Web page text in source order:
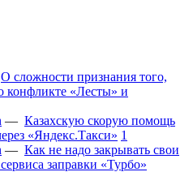
О сложности признания того,
конфликте «Лесты» и
— Казахскую скорую помощь
«Яндекс.Такси» 1
— Как не надо закрывать свои
заправки «Турбо»